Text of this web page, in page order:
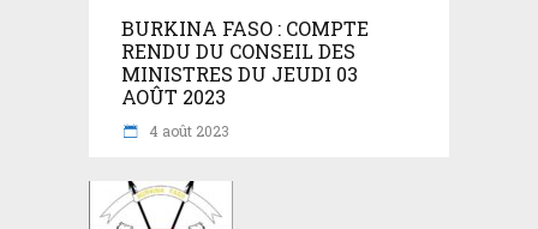
BURKINA FASO : COMPTE
RENDU DU CONSEIL DES
MINISTRES DU JEUDI 03
AOÛT 2023
4 août 2023